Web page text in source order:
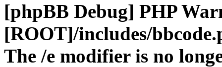
[phpBB Debug] PHP
[ROOT]/includes/
The /e modifier is no